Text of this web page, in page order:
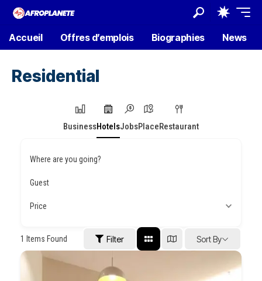
Accueil Offres d’emplois Biographies News
Residential
BusinessHotelsJobsPlaceRestaurant
Where are you going?
Guest
Price
1 Items Found Filter Sort By